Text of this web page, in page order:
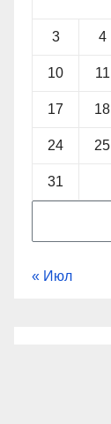
3 4
10 11
17 18
24 25
31
« Июл